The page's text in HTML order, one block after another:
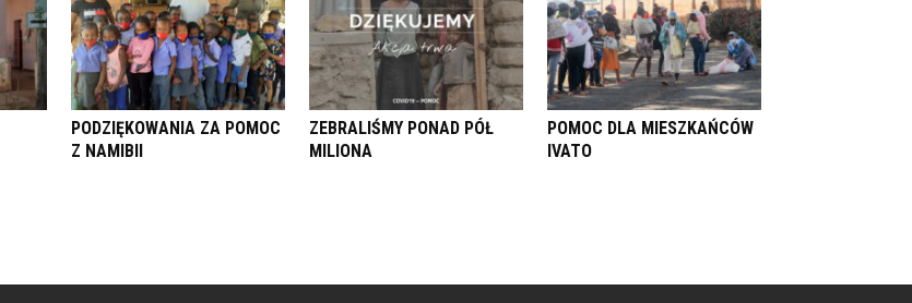
PODZIĘKOWANIA ZA POMOC
Z NAMIBII
ZEBRALIŚMY PONAD PÓŁ
MILIONA
POMOC DLA MIESZKAŃCÓW
IVATO